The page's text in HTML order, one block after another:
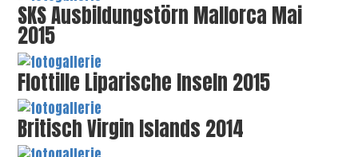
SKS Ausbildungstörn Mallorca Mai
2015
Flottille Liparische Inseln 2015
Britisch Virgin Islands 2014